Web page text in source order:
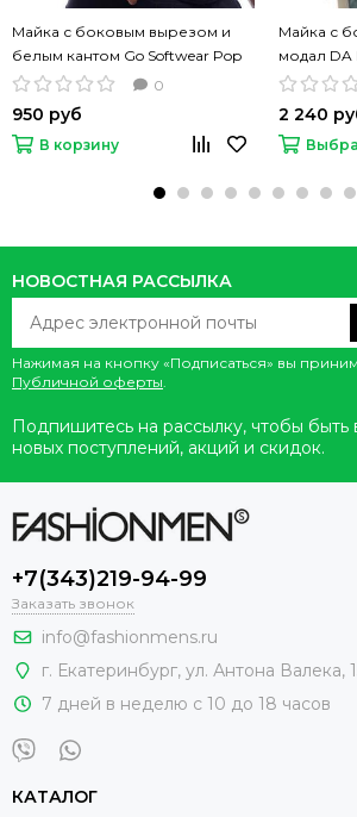
Майка с боковым вырезом и
белым кантом Go Softwear Pop
Scoop черного цвета
0
950 руб
В корзину
Майка с
модал DA
TANK
2 240
НОВОСТНАЯ РАССЫЛКА
Нажимая на кнопку «Подписаться» вы
Публичной оферты
Подпишитесь на рассылку, чтобы быть
новых поступлений, акций и скидок.
+7(343)219-94-99
Заказать звонок
info@fashionmens.ru
г. Екатеринбург, ул. Антона Валека,
7 дней в неделю с 10 до 18 часов
КАТАЛОГ